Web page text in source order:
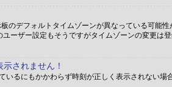
のデフォルトタイムゾーンが異なっている可能
ーザー設定もそうですがタイムゾーンの変更は
されません！
いるにもかかわらず時刻が正しく表示されない